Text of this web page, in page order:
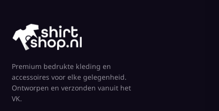
Premium bedrukte kleding en
accessoires voor elke gelegenheid.
Ontworpen en verzonden vanuit het
VK.